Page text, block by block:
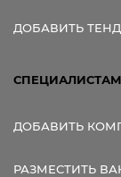
ДОБАВИТЬ
СПЕЦИАЛИСТАМ
ДОБАВИТЬ
РАЗМЕСТИТЬ